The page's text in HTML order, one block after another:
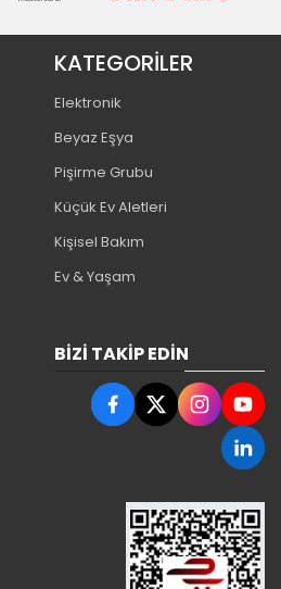
KATEGORİLER
Elektronik
Beyaz Eşya
Pişirme Grubu
Küçük Ev Aletleri
Kişisel Bakım
Ev & Yaşam
BIZI TAKIP EDIN